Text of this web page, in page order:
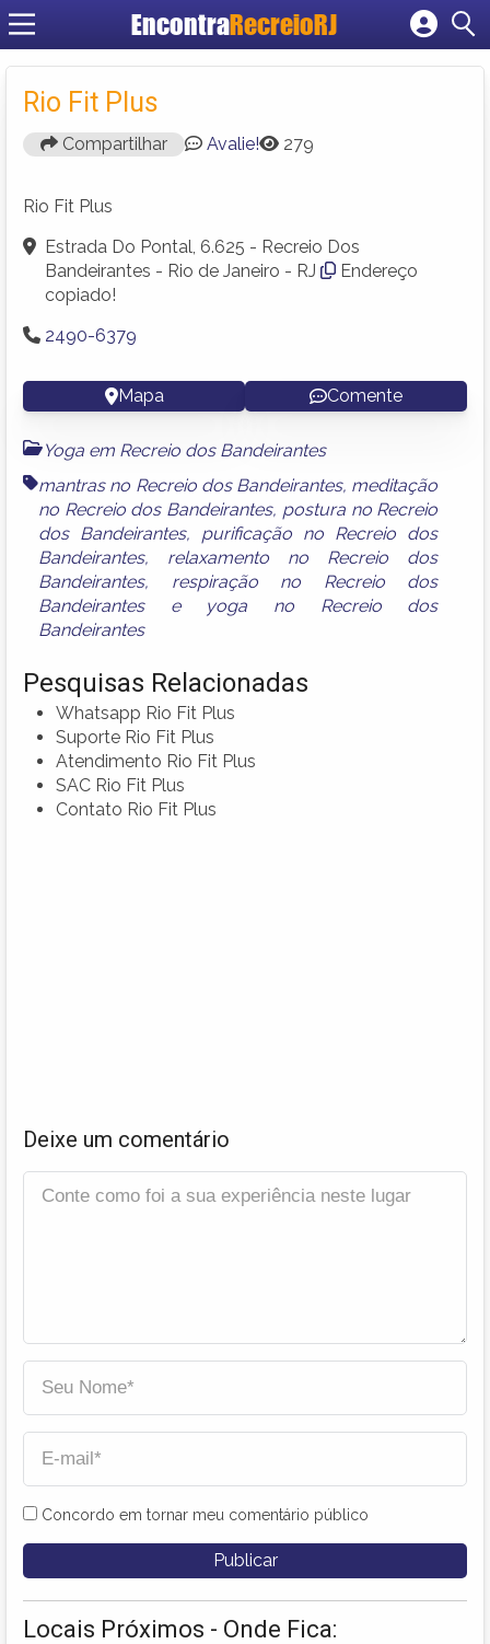
EncontraRecreioRJ
Cadastrar empresa
Rio Fit Plus
Compartilhar Avalie! 279
Rio Fit Plus
Estrada Do Pontal, 6.625 - Recreio Dos
Bandeirantes - Rio de Janeiro - RJ
Endereço
copiado!
2490-6379
Mapa Comente
Yoga em Recreio dos Bandeirantes
mantras no Recreio dos Bandeirantes, meditação
no Recreio dos Bandeirantes, postura no Recreio
dos Bandeirantes, purificação no Recreio dos
Bandeirantes, relaxamento no Recreio dos
Bandeirantes, respiração no Recreio dos
Bandeirantese yoga no Recreio dos
Bandeirantes
Pesquisas Relacionadas
Whatsapp Rio Fit Plus
Suporte Rio Fit Plus
Atendimento Rio Fit Plus
SAC Rio Fit Plus
Contato Rio Fit Plus
Deixe um comentário
Concordo em tornar meu comentário público
Locais Próximos - Onde Fica: